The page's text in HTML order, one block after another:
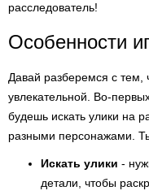
расследователь!
Особенности
Давай разберемся с тем,
увлекательной. Во-
будешь искать улики на
разными персонажами.
Искать улики -
детали, чтобы